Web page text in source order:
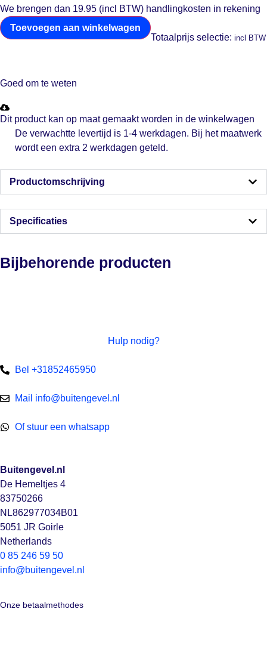
We brengen dan 19.95 (incl BTW) handlingkosten in rekening
Toevoegen aan winkelwagen
Totaalprijs selectie: incl BTW
Goed om te weten
Dit product kan op maat gemaakt worden in de winkelwagen
De verwachtte levertijd is 1-4 werkdagen. Bij het maatwerk
wordt een extra 2 werkdagen geteld.
Productomschrijving
Specificaties
Bijbehorende producten
Hulp nodig?
Bel +31852465950
Mail info@buitengevel.nl
Of stuur een whatsapp
Buitengevel.nl
De Hemeltjes 4
83750266
NL862977034B01
5051 JR Goirle
Netherlands
0 85 246 59 50
info@buitengevel.nl
Onze betaalmethodes